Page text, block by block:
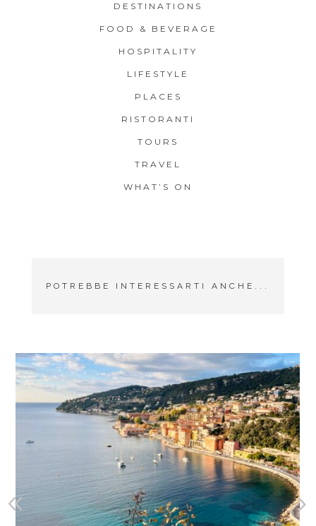
DESTINATIONS
FOOD & BEVERAGE
HOSPITALITY
LIFESTYLE
PLACES
RISTORANTI
TOURS
TRAVEL
WHAT’S ON
POTREBBE INTERESSARTI ANCHE...